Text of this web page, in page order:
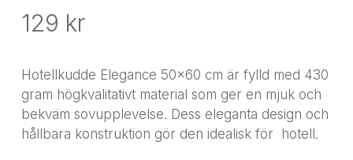
129 kr
Hotellkudde Elegance 50×60 cm är fylld med 430
gram högkvalitativt material som ger en mjuk och
bekväm sovupplevelse. Dess eleganta design och
hållbara konstruktion gör den idealisk för hotell.